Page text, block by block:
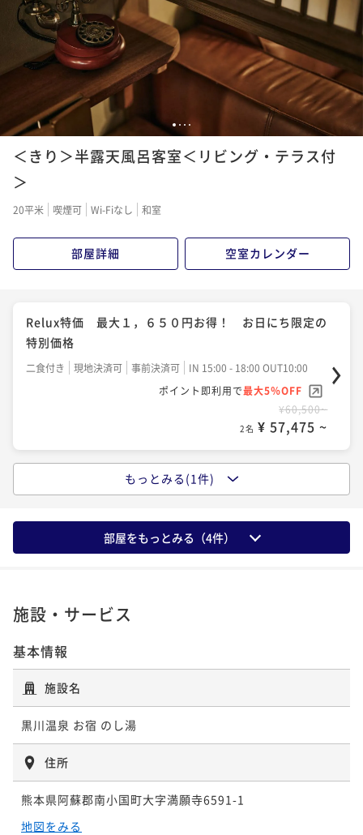
二食付き 現地決済可 事前決済可
IN 15:00 - 18:00 OUT11:00
ポイント即利用で最大5％OFF
¥63,800~
2名 ¥ 60,610 ~
1 2 3 4
＜きり＞半露天風呂客室＜リビング・テラス付
＞
20平米 喫煙可 Wi-Fiなし 和室
部屋詳細 空室カレンダー
Relux特価 最大１，６５０円お得！ お日にち限定の
特別価格
二食付き 現地決済可 事前決済可
IN 15:00 - 18:00 OUT10:00
ポイント即利用で最大5％OFF
¥60,500~
2名 ¥ 57,475 ~
こだわりの創作会席を堪能するワンドリンク付 温泉旅
現地決済可 事前決済可
IN 15:00 - 18:00 OUT11:00
ポイント即利用で最大5％OFF
もっとみる(1件)
部屋をもっとみる（4件）
施設・サービス
基本情報
施設名
黒川温泉 お宿 のし湯
住所
熊本県阿蘇郡南小国町大字満願寺6591-1
地図をみる